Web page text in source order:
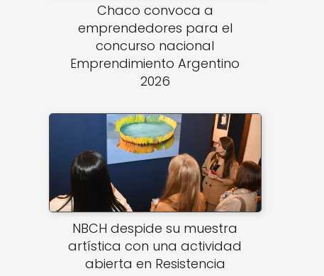
Chaco convoca a
emprendedores para el
concurso nacional
Emprendimiento Argentino
2026
NBCH despide su muestra
artística con una actividad
abierta en Resistencia